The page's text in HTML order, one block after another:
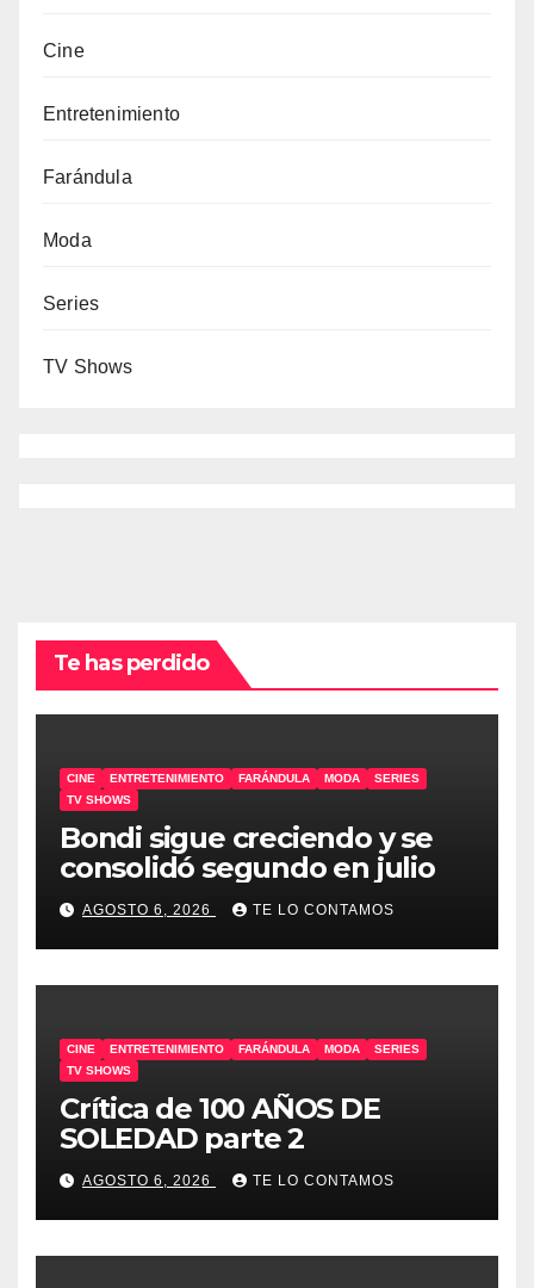
Cine
Entretenimiento
Farándula
Moda
Series
TV Shows
Te has perdido
CINE ENTRETENIMIENTO FARÁNDULA MODA
SERIES
TV SHOWS
Bondi sigue creciendo y se
consolidó segundo en julio
AGOSTO 6, 2026 TE LO CONTAMOS
CINE ENTRETENIMIENTO FARÁNDULA MODA
SERIES
TV SHOWS
Crítica de 100 AÑOS DE
SOLEDAD parte 2
AGOSTO 6, 2026 TE LO CONTAMOS